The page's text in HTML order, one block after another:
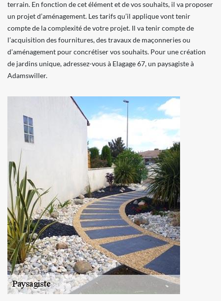
terrain. En fonction de cet élément et de vos souhaits, il va proposer
un projet d’aménagement. Les tarifs qu’il applique vont tenir
compte de la complexité de votre projet. Il va tenir compte de
l’acquisition des fournitures, des travaux de maçonneries ou
d’aménagement pour concrétiser vos souhaits. Pour une création
de jardins unique, adressez-vous à Elagage 67, un paysagiste à
Adamswiller.